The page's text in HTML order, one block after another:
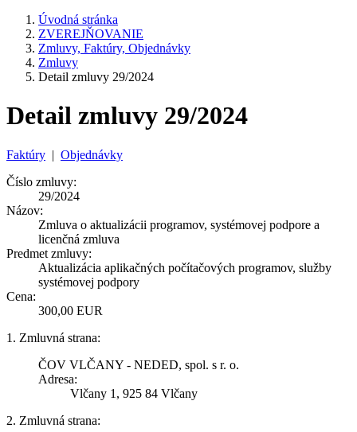
Úvodná stránka
ZVEREJŇOVANIE
Zmluvy, Faktúry, Objednávky
Zmluvy
Detail zmluvy 29/2024
Detail zmluvy 29/2024
Faktúry | Objednávky
Číslo zmluvy:
29/2024
Názov:
Zmluva o aktualizácii programov, systémovej podpore a
licenčná zmluva
Predmet zmluvy:
Aktualizácia aplikačných počítačových programov, služby
systémovej podpory
Cena:
300,00 EUR
1. Zmluvná strana:
ČOV VLČANY - NEDED, spol. s r. o.
Adresa:
Vlčany 1, 925 84 Vlčany
2. Zmluvná strana: